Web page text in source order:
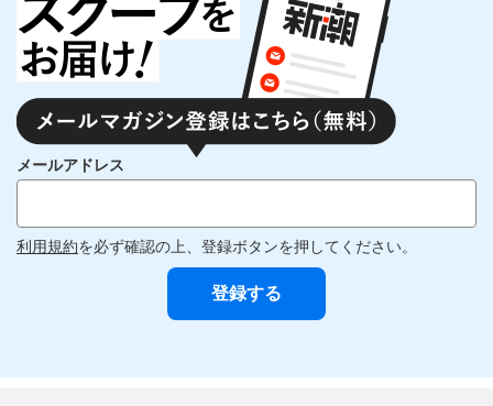
メールアドレス
利用規約を必ず確認の上、登録ボタンを押してください。